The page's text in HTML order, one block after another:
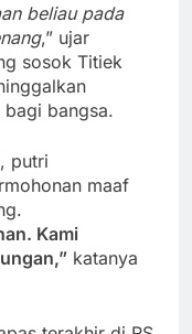
beliau pada
,” ujar
sosok Titiek
bangsa.
putri
maaf
Kami
katanya